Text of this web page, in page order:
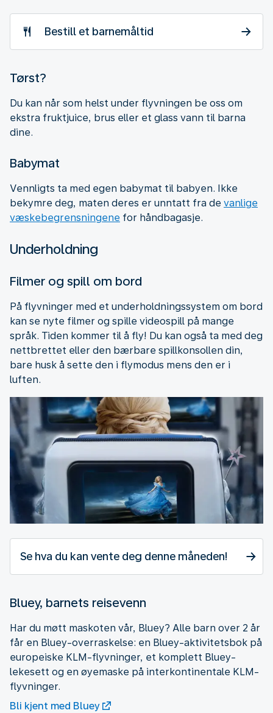
Bestill et barnemåltid
Tørst?
Du kan når som helst under flyvningen be oss om
ekstra fruktjuice, brus eller et glass vann til barna
dine.
Babymat
Vennligts ta med egen babymat til babyen. Ikke
bekymre deg, maten deres er unntatt fra de vanlige
væskebegrensningene for håndbagasje.
Underholdning
Filmer og spill om bord
På flyvninger med et underholdningssystem om bord
kan se nyte filmer og spille videospill på mange
språk. Tiden kommer til å fly! Du kan også ta med deg
nettbrettet eller den bærbare spillkonsollen din,
bare husk å sette den i flymodus mens den er i
luften.
Se hva du kan vente deg denne måneden!
Bluey, barnets reisevenn
Har du møtt maskoten vår, Bluey? Alle barn over 2 år
får en Bluey-overraskelse: en Bluey-aktivitetsbok på
europeiske KLM-flyvninger, et komplett Bluey-
lekesett og en øyemaske på interkontinentale KLM-
flyvninger.
Bli kjent med Bluey